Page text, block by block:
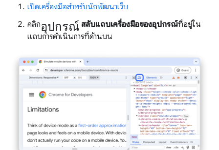
เปิดเครื่องมือสำหรับนักพัฒนาเว็บ
คลิกอุปกรณ์ สลับแถบเครื่องมือของอุปกรณ์ที่อยู่ใน
แถบการดำเนินการที่ด้านบน